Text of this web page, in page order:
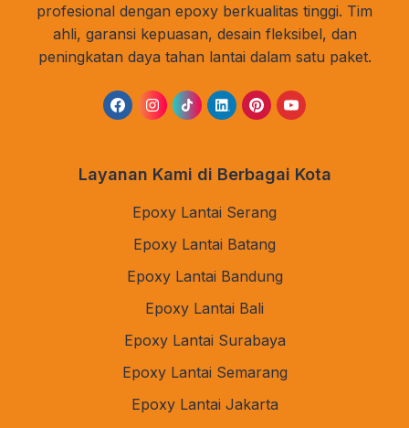
profesional dengan epoxy berkualitas tinggi. Tim
ahli, garansi kepuasan, desain fleksibel, dan
peningkatan daya tahan lantai dalam satu paket.
Layanan Kami di Berbagai Kota
Epoxy Lantai Serang
Epoxy Lantai Batang
Epoxy Lantai Bandung
Epoxy Lantai Bali
Epoxy Lantai Surabaya
Epoxy Lantai Semarang
Epoxy Lantai Jakarta